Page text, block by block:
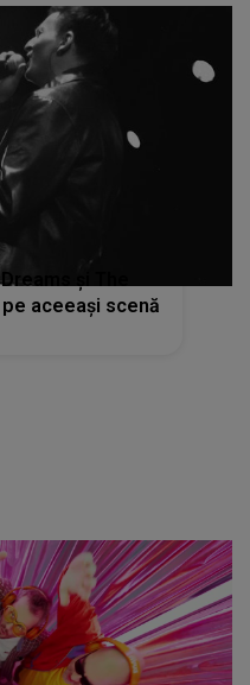
și The
aceeași scenă